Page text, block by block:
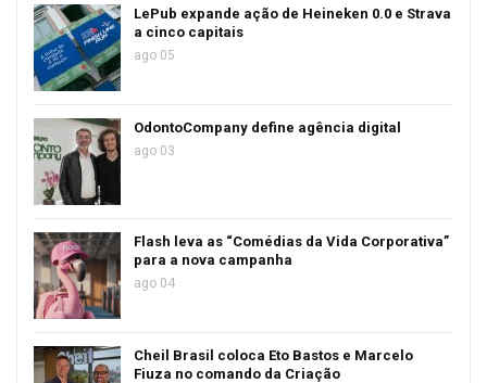
LePub expande ação de Heineken 0.0 e Strava
a cinco capitais
ago 05
OdontoCompany define agência digital
ago 03
Flash leva as “Comédias da Vida Corporativa”
para a nova campanha
ago 04
Cheil Brasil coloca Eto Bastos e Marcelo
Fiuza no comando da Criação